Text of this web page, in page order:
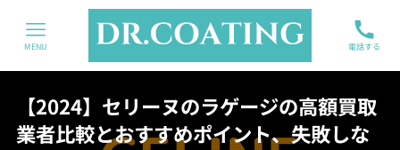
電話する
MENU
【2024】セリーヌのラゲージの高額買取
業者比較とおすすめポイント、失敗しな